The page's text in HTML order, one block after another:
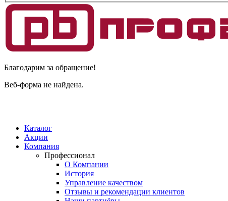
Благодарим за обращение!
Веб-форма не найдена.
Каталог
Акции
Компания
Профессионал
О Компании
История
Управление качеством
Отзывы и рекомендации клиентов